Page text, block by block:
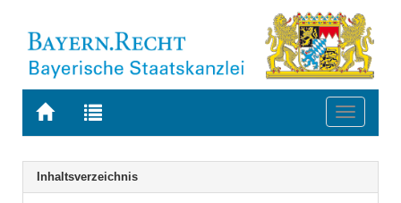
Zur
BAYERN.RECHT
Zur
letzten
Suche
Toggle
Navigation
Inhaltsverzeichnis